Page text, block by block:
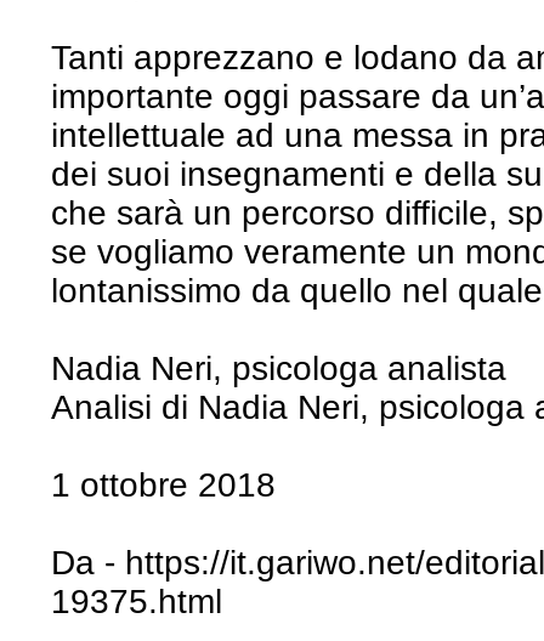
Tanti apprezzano e lodano da
importante oggi passare da
intellettuale ad una messa in
dei suoi insegnamenti e della
che sarà un percorso difficile,
se vogliamo veramente un
lontanissimo da quello nel
Nadia Neri, psicologa analista
Analisi di Nadia Neri, psicologa
1 ottobre 2018
Da - https://it.gariwo.net/
19375.html